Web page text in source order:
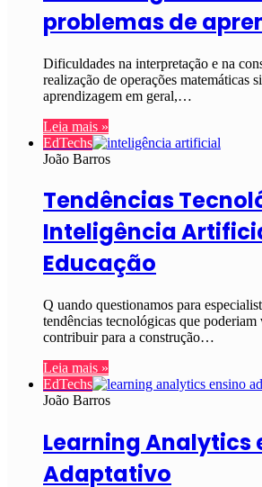
problemas de
Dificuldades na interpretação e na
realização de operações matemáticas
aprendizagem em geral,…
Leia mais »
EdTechs
João Barros
Tendências
Inteligência
Educação
Q uando questionamos para
tendências tecnológicas que
contribuir para a construção…
Leia mais »
EdTechs
João Barros
Learning Analytics
Adaptativo